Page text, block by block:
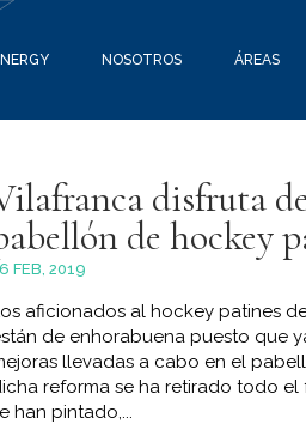
NOSOTROS ÁREAS
disfruta de
de hockey
FEB, 2019
aficionados al hockey patines
de enhorabuena puesto que
llevadas a cabo en el
reforma se ha retirado todo
han pintado,...